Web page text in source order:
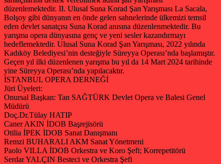
düzenlemektedir. II. Ulusal Suna Korad Şan Yarışması La Sacala,
Bolşoy gibi dünyanın en önde gelen sahnelerinde ülkemizi temsil
eden devlet sanatçısı Suna Korad anısına düzenlenmektedir. Bu
yarışma opera dünyasına genç ve yeni sesler kazandırmayı
hedeflemektedir. Ulusal Suna Korad Şan Yarışması, 2022 yılında
Kadıköy Belediyesi’nin desteğiyle Süreyya Operası’nda başlamıştır.
Geçen yıl ilki düzenlenen yarışma bu yıl da 14 Mart 2024 tarihinde
yine Süreyya Operası’nda yapılacaktır.
İSTANBUL OPERA DERNEĞİ
Jüri Üyeleri:
Onursal Başkan: Tan SAĞTÜRK Devlet Opera ve Balesi Genel
Müdürü
Doç.Dr.Tülay HATIP
Caner AKIN İDOB Başrejisörü
Otilia İPEK İDOB Sanat Danışmanı
Remzi BUHARALI AKM Sanat Yönetmeni
Paolo VILLA İDOB Orkestra ve Koro Şefi; Korrepetitörü
Serdar YALÇIN Besteci ve Orkestra Şefi